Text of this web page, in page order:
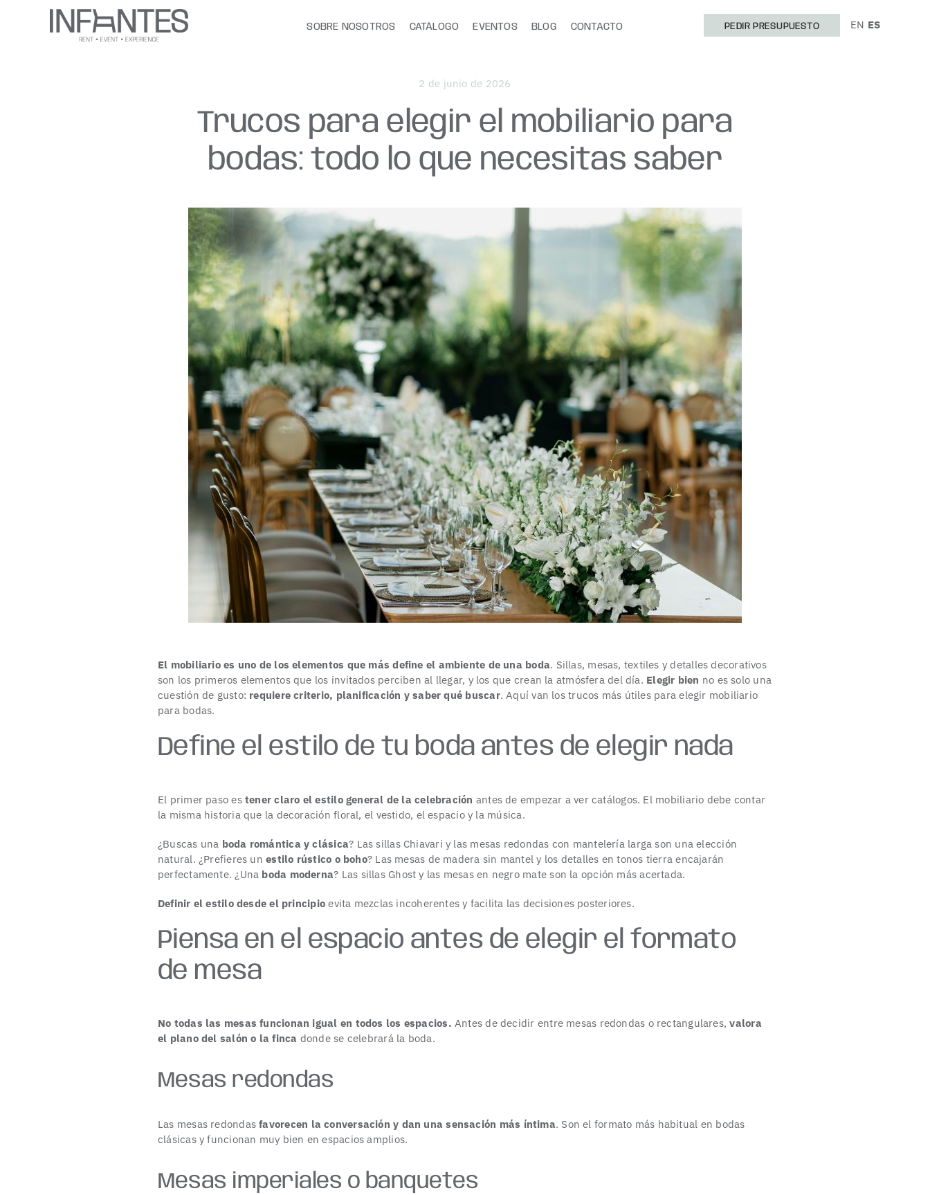
SOBRE NOSOTROS CATÁLOGO EVENTOS BLOG CONTACTO PEDIR PRESUPUESTO EN ES
2 de junio de 2026
Trucos para elegir el mobiliario para
bodas: todo lo que necesitas saber
El mobiliarioes uno de los elementos que más define el ambiente de una boda. Sillas, mesas, textiles y detalles decorativos
son los primeros elementos que los invitados perciben al llegar, y los que crean la atmósfera del día. Elegir bien no es solo una
cuestión de gusto: requiere criterio, planificación y saber qué buscar. Aquí van los trucos más útiles para elegir mobiliario
para bodas.
Define el estilo de tu boda antes de elegir nada
El primer paso estener claro elestilo general de la celebración antes de empezar a ver catálogos. El mobiliario debe contar
la misma historia que la decoración floral, el vestido, el espacio y la música.
¿Buscas una boda romántica y clásica? Las sillas Chiavari y las mesas redondas con mantelería larga son una elección
natural. ¿Prefieres unestilo rústico o boho? Las mesas de madera sin mantel y los detalles en tonos tierra encajarán
perfectamente. ¿Una boda moderna? Las sillas Ghost y las mesas en negro mate son la opción más acertada.
Definir el estilo desde el principio evita mezclas incoherentes y facilita las decisiones posteriores.
Piensa en el espacio antes de elegir el formato
de mesa
No todas las mesas funcionan igual en todos los espacios. Antes de decidir entre mesas redondas o rectangulares,valora
el plano del salón o la finca donde se celebrará la boda.
Mesas redondas
Las mesas redondas favorecen la conversación y dan una sensación más íntima. Son el formato más habitual en bodas
clásicas y funcionan muy bien en espacios amplios.
Mesas imperiales o banquetes